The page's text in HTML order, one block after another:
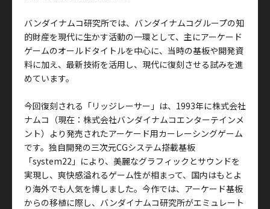
バンダイナムコ研究所では、バンダイナムコグループの知
的財産を現代に生かす活動の一環として、主にアーケード
ゲームのオールドタイトルを中心に、当時の基板や開発資
料に加え、最新技術を活用し、現代に復刻させる試みを進
めています。
今回復刻される「リッジレーサー」は、1993年に株式会社
ナムコ（現在：株式会社バンダイナムコエンターテインメ
ント）より発売されたアーケード用カーレーシングゲーム
です。独自開発の三次元CGシステム搭載基板
「system22」により、美麗なグラフィックとサウンドを
実現し、爽快感溢れるゲーム性が相まって、国内はもとよ
り海外でも人気を博しました。今作では、アーケード基板
からの移植に際し、バンダイナムコ研究所がエミュレート